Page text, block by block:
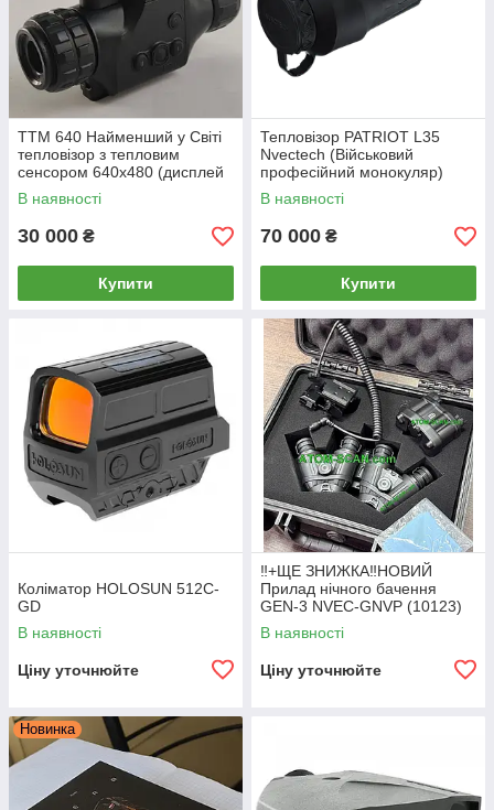
TTM 640 Найменший у Світі
тепловізор з тепловим
сенсором 640x480 (дисплей
1280x960)кут огляду
23,2x17,4градуси ТТМ 640
В наявності
30 000 ₴
Купити
Тепловізор PATRIOT L35
Nvectech (Військовий
професійний монокуляр)
В наявності
70 000 ₴
Купити
Коліматор HOLOSUN 512C-
GD
В наявності
Ціну уточнюйте
‼️+ЩЕ ЗНИЖКА‼️НОВИЙ
Прилад нічного бачення
GEN-3 NVEC-GNVP (10123)
NVECTech NVEC-GNVP
Nvectech Nvec панорамний
В наявності
Ціну уточнюйте
Новинка